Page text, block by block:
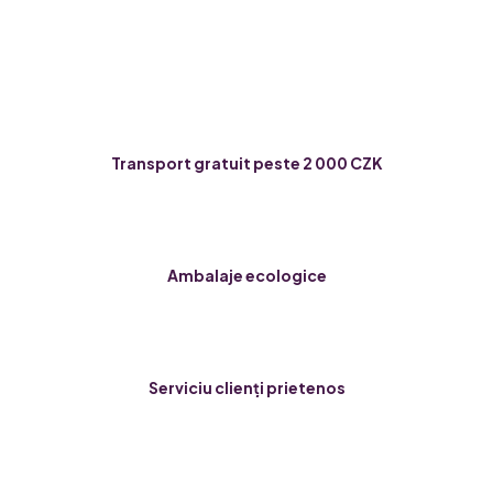
Transport gratuit peste 2 000 CZK
Ambalaje ecologice
Serviciu clienți prietenos